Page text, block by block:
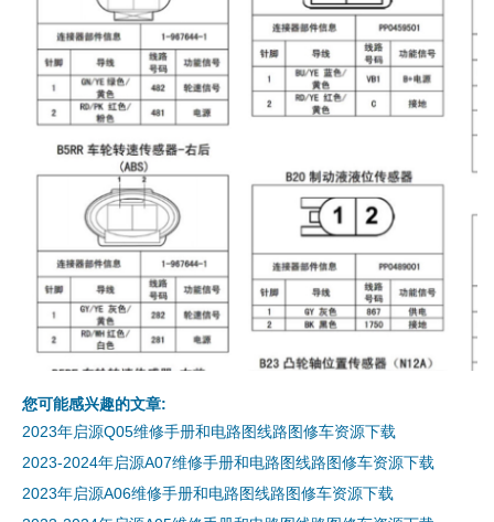
您可能感兴趣的文章:
2023年启源Q05维修手册和电路图线路图修车资源下载
2023-2024年启源A07维修手册和电路图线路图修车资源下载
2023年启源A06维修手册和电路图线路图修车资源下载